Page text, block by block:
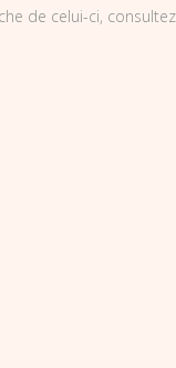
de celui-ci,